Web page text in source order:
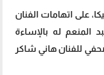
على اتهامات الفنان
المنعم له بالإساءة
للفنان هاني شاكر